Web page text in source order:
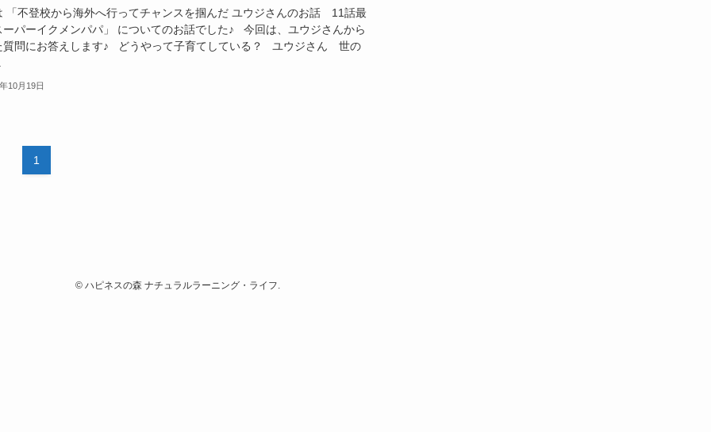
「不登校から海外へ行ってチャンスを掴んだ ユウジさんのお話 11話最
パーイクメンパパ」 についてのお話でした♪ 今回は、ユウジさんから
質問にお答えします♪ どうやって子育てしている？ ユウジさん 世の
10月19日
1
© ハピネスの森 ナチュラルラーニング・ライフ.